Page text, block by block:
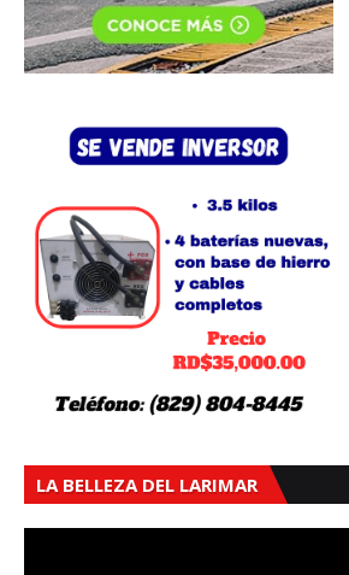
LA BELLEZA DEL LARIMAR